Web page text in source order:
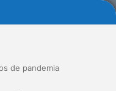
de pandemia